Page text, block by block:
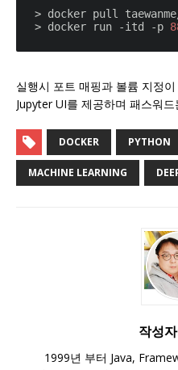
> docker pull
> docker run -itd -p
실행시 포트 매핑과 볼륨 지정
Jupyter UI를 제공하며 패스워드
DOCKER PYTHON
MACHINE LEARNING
작성
1999년 부터 Java,